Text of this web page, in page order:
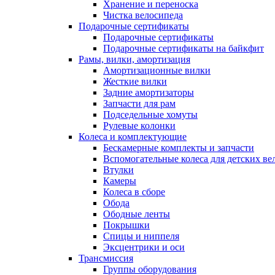
Хранение и переноска
Чистка велосипеда
Подарочные сертификаты
Подарочные сертификаты
Подарочные сертификаты на байкфит
Рамы, вилки, амортизация
Амортизационные вилки
Жесткие вилки
Задние амортизаторы
Запчасти для рам
Подседельные хомуты
Рулевые колонки
Колеса и комплектующие
Бескамерные комплекты и запчасти
Вспомогательные колеса для детских
Втулки
Камеры
Колеса в сборе
Обода
Ободные ленты
Покрышки
Спицы и ниппеля
Эксцентрики и оси
Трансмиссия
Группы оборудования